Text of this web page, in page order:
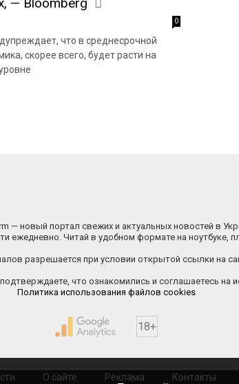
0
что в среднесрочной
скорее всего, будет расти на
— новый портал свежих и актуальных новостей в
ежедневно. Читай в удобном формате на ноутбуке,
разрешается при условии открытой ссылки на
что ознакомились и соглашаетесь на
Политика использования файлов cookies
18+
О сайте Реклама Контакты